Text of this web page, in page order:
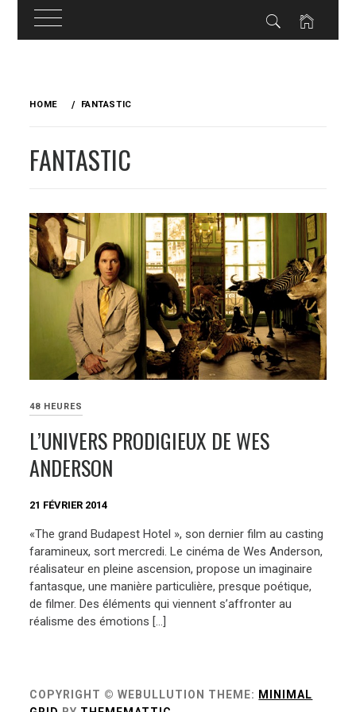
HOME FANTASTIC
FANTASTIC
48 HEURES
L’UNIVERS PRODIGIEUX DE WES
ANDERSON
21 FÉVRIER 2014
«The grand Budapest Hotel », son dernier film au casting
faramineux, sort mercredi. Le cinéma de Wes Anderson,
réalisateur en pleine ascension, propose un imaginaire
fantasque, une manière particulière, presque poétique,
de filmer. Des éléments qui viennent s’affronter au
réalisme des émotions […]
COPYRIGHT © WEBULLUTION THEME: MINIMAL